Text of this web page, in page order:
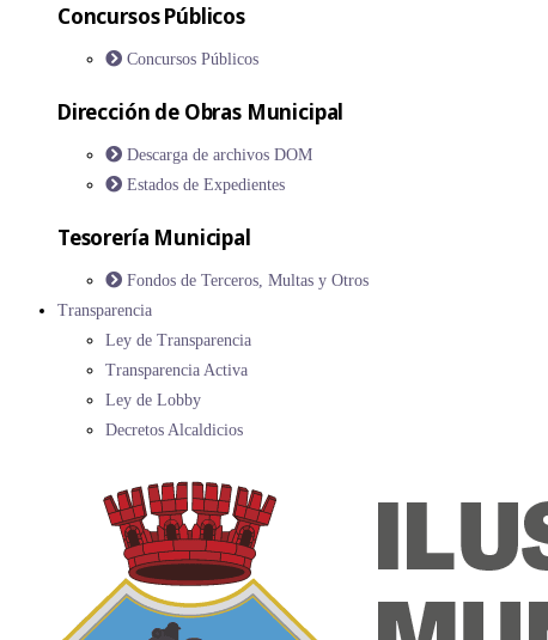
Concursos Públicos
Concursos Públicos
Dirección de Obras Municipal
Descarga de archivos DOM
Estados de Expedientes
Tesorería Municipal
Fondos de Terceros, Multas y Otros
Transparencia
Ley de Transparencia
Transparencia Activa
Ley de Lobby
Decretos Alcaldicios